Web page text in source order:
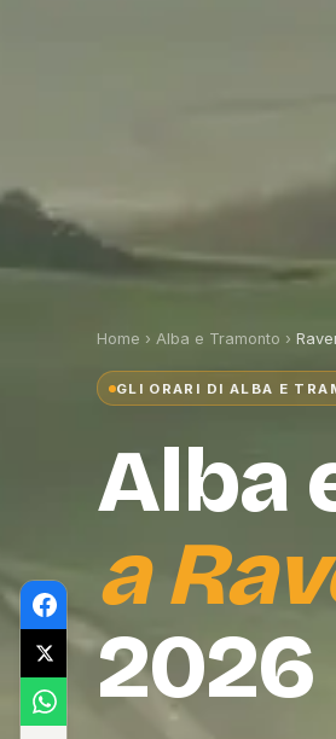
Home › Alba e Tramonto ›
GLI ORARI DI ALBA E
Alba
a
2026